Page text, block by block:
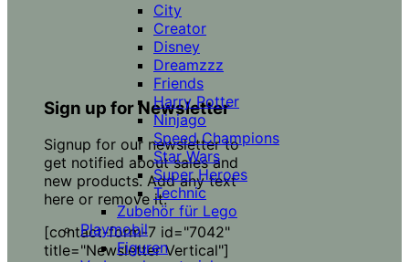
Sign up for Newsletter
Signup for our newsletter to
get notified about sales and
new products. Add any text
here or remove it.
[contact-form-7 id="7042"
title="Newsletter Vertical"]
City
Creator
Disney
Dreamzzz
Friends
Harry Potter
Ninjago
Speed Champions
Star Wars
Super Heroes
Technic
Zubehör für Lego
Playmobil
Figuren